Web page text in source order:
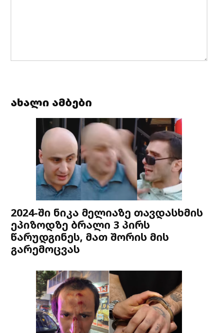
ახალი ამბები
2024-ში ნიკა მელიაზე თავდასხმის
ეპიზოდზე ბრალი 3 პირს
წარუდგინეს, მათ შორის მის
გარემოცვას